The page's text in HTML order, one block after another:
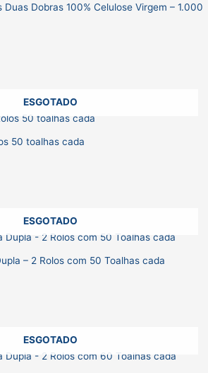
Dobras 100% Celulose Virgem – 1.000
ESGOTADO
50 toalhas cada
ESGOTADO
– 2 Rolos com 50 Toalhas cada
ESGOTADO